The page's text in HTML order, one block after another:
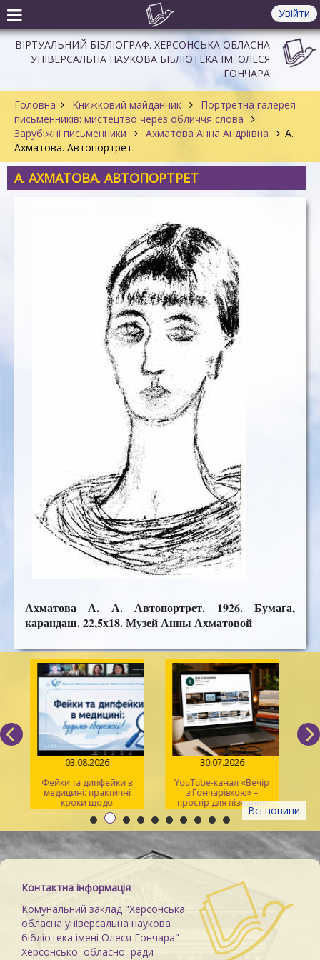
Увійти
ВІРТУАЛЬНИЙ БІБЛІОГРАФ. ХЕРСОНСЬКА ОБЛАСНА
УНІВЕРСАЛЬНА НАУКОВА БІБЛІОТЕКА ІМ. ОЛЕСЯ
ГОНЧАРА
Головна Книжковий майданчик
Портретна галерея
письменників: мистецтво через обличчя слова
Зарубіжні письменники
Ахматова Анна Андріївна
А.
Ахматова. Автопортрет
А. АХМАТОВА. АВТОПОРТРЕТ
Ахматова А. А. Автопортрет. 1926. Бумага,
карандаш. 22,5x18. Музей Анны Ахматовой
Всі новини
03.08.2026
Фейки та дипфейки в
медицині: практичні
кроки щодо
розпізнавання
30.07.2026
YouTube-канал «Вечір
з Гончарівкою» –
простір для пізнання
та натхнення
Контактна інформація
Комунальний заклад "Херсонська
обласна універсальна наукова
бібліотека імені Олеся Гончара"
Херсонської обласної ради